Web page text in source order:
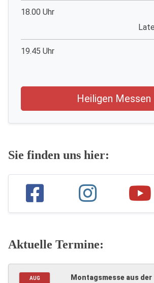
18.00 Uhr
19.45 Uhr
Heiligen Messen
Sie finden uns hier:
Aktuelle Termine:
AUG
Montagsmesse aus der